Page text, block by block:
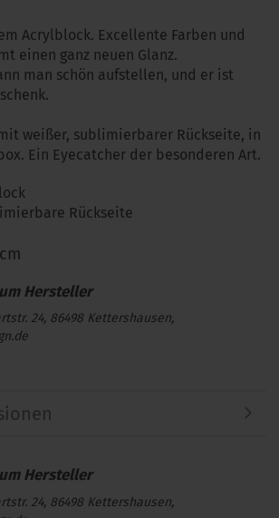
Acrylblock. Excellente Farben und
einen ganz neuen Glanz.
man schön aufstellen, und er ist
weißer, sublimierbarer Rückseite, in
Ein Eyecatcher der besonderen Art.
Rückseite
24, 86498 Kettershausen,
24, 86498 Kettershausen,